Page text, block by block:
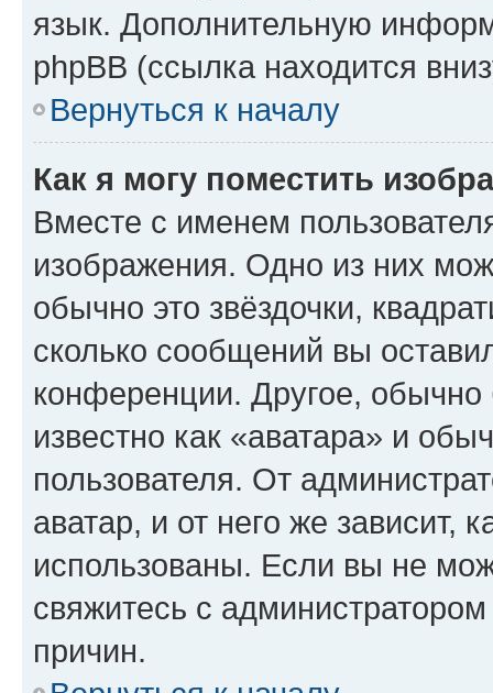
язык. Дополнительную
phpBB (ссылка находится
Вернуться к началу
Как я могу поместить
Вместе с именем
изображения. Одно из них
обычно это звёздочки,
сколько сообщений вы
конференции. Другое,
известно как «аватара» и
пользователя. От
аватар, и от него же зависит,
использованы. Если вы не
свяжитесь с
причин.